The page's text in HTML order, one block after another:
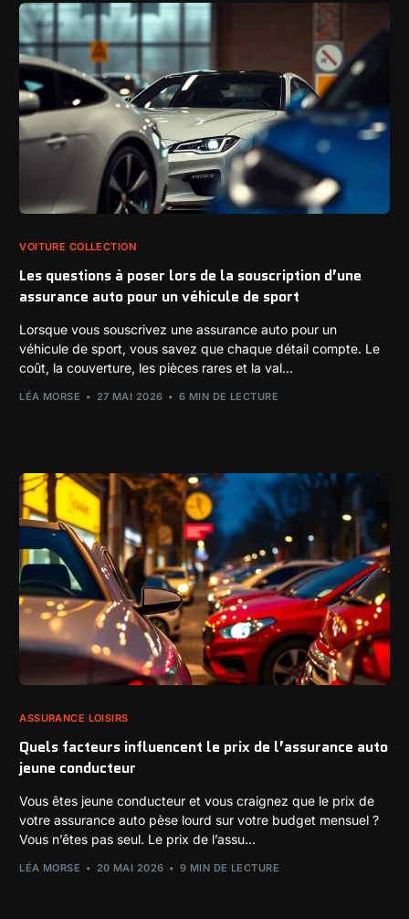
VOITURE COLLECTION
Les questions à poser lors de la souscription d’une
assurance auto pour un véhicule de sport
Lorsque vous souscrivez une assurance auto pour un
véhicule de sport, vous savez que chaque détail compte. Le
coût, la couverture, les pièces rares et la val...
LÉA MORSE 27 MAI 2026 6 MIN DE LECTURE
ASSURANCE LOISIRS
Quels facteurs influencent le prix de l’assurance auto
jeune conducteur
Vous êtes jeune conducteur et vous craignez que le prix de
votre assurance auto pèse lourd sur votre budget mensuel ?
Vous n’êtes pas seul. Le prix de l’assu...
LÉA MORSE 20 MAI 2026 9 MIN DE LECTURE